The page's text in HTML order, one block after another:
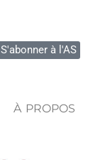
S'abonner à l'AS
À PROPOS